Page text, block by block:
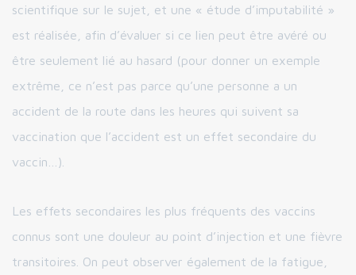
scientifique sur le sujet, et une « étude d’imputabilité »
est réalisée, afin d’évaluer si ce lien peut être avéré ou
être seulement lié au hasard (pour donner un exemple
extrême, ce n’est pas parce qu’une personne a un
accident de la route dans les heures qui suivent sa
vaccination que l’accident est un effet secondaire du
vaccin…).
Les effets secondaires les plus fréquents des vaccins
connus sont une douleur au point d’injection et une fièvre
transitoires. On peut observer également de la fatigue,